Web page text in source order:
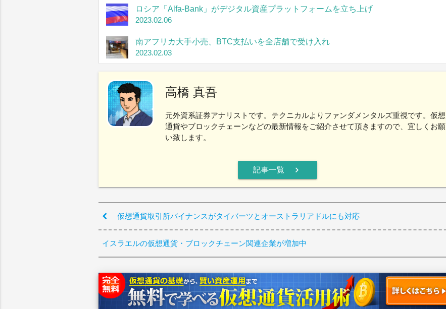
ロシア「Alfa-Bank」がデジタル資産プラットフォームを立ち上げ
2023.02.06
南アフリカ大手小売、BTC支払いを全店舗で受け入れ
2023.02.03
高橋 真吾
元外資系証券アナリストです。テクニカルよりファンダメンタルズ重視です。仮想
通貨やブロックチェーンなどの最新情報をご紹介させて頂きますので、宜しくお願
い致します。
記事一覧 chevron_right
仮想通貨取引所バイナンスがタイバーツとオーストラリアドルにも対応
イスラエルの仮想通貨・ブロックチェーン関連企業が増加中